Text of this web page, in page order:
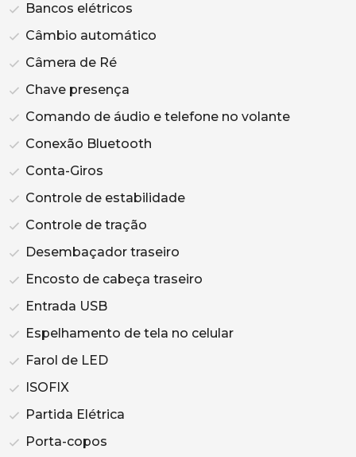
Bancos elétricos
Câmbio automático
Câmera de Ré
Chave presença
Comando de áudio e telefone no volante
Conexão Bluetooth
Conta-Giros
Controle de estabilidade
Controle de tração
Desembaçador traseiro
Encosto de cabeça traseiro
Entrada USB
Espelhamento de tela no celular
Farol de LED
ISOFIX
Partida Elétrica
Porta-copos